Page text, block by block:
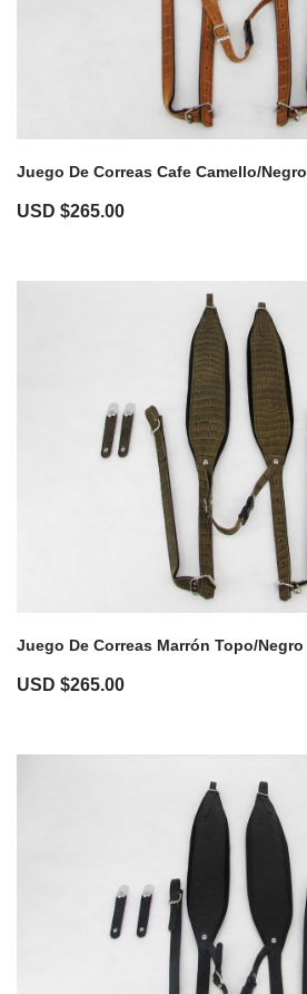
Juego De Correas Cafe Camello/Negro
USD $265.00
Juego De Correas Marrón Topo/Negro
USD $265.00